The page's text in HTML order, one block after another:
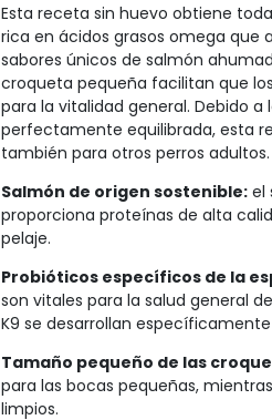
Esta receta sin huevo obtiene
rica en ácidos grasos omega que
sabores únicos de salmón
croqueta pequeña facilitan que
para la vitalidad general. Debido a
perfectamente equilibrada, esta
también para otros perros adultos.
Salmón de origen sostenible: el
proporciona proteínas de alta
pelaje.
Probióticos específicos de la
son vitales para la salud general
K9 se desarrollan
Tamaño pequeño de las
para las bocas pequeñas,
limpios.